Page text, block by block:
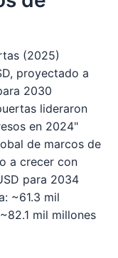
(2025)
proyectado a
2030
lideraron
en 2024"
de marcos de
a crecer con
para 2034
~61.3 mil
mil millones